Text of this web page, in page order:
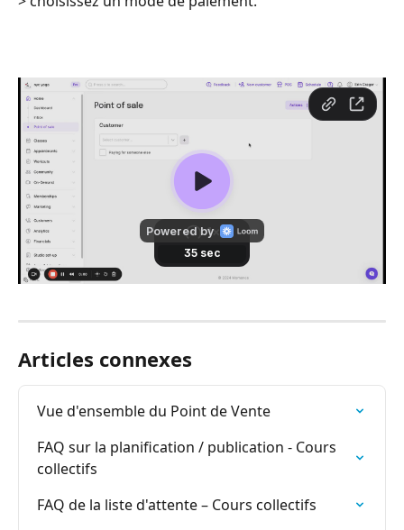
Articles connexes
Vue d'ensemble du Point de Vente
FAQ sur la planification / publication - Cours
collectifs
FAQ de la liste d'attente – Cours collectifs